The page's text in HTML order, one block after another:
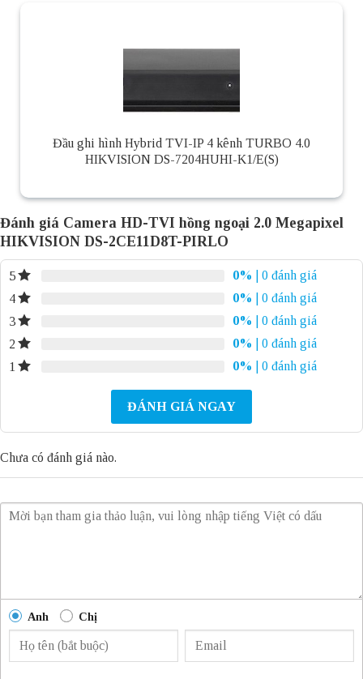
Đầu ghi hình Hybrid TVI-IP 4 kênh TURBO 4.0
HIKVISION DS-7204HUHI-K1/E(S)
Đánh giá Camera HD-TVI hồng ngoại 2.0 Megapixel
HIKVISION DS-2CE11D8T-PIRLO
5 0%
| 0 đánh giá
4
0%
| 0 đánh giá
3
0%
| 0 đánh giá
2
0%
| 0 đánh giá
1
0% | 0 đánh giá
ĐÁNH GIÁ NGAY
Chưa có đánh giá nào.
Anh Chị